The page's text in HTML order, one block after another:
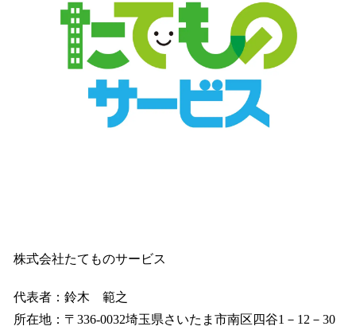
株式会社たてものサービス
代表者：鈴木 範之
所在地：〒336-0032埼玉県さいたま市南区四谷1－12－30